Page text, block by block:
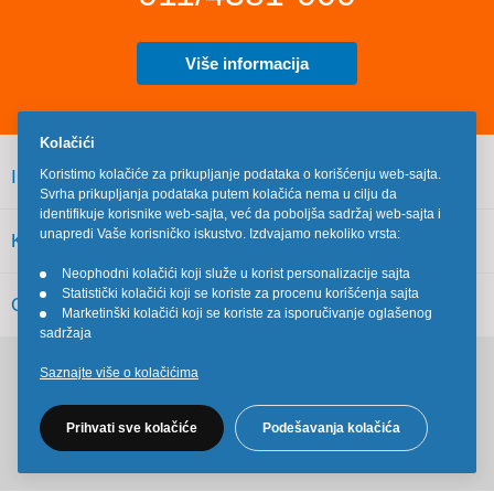
Više informacija
INFORMACIJE
KORISNIČKI SERVIS
OSTALO
Kolačići
Koristimo kolačiće za prikupljanje podataka o korišćenju web-sajta.
Svrha prikupljanja podataka putem kolačića nema u cilju da
identifikuje korisnike web-sajta, već da poboljša sadržaj web-sajta i
unapredi Vaše korisničko iskustvo. Izdvajamo nekoliko vrsta:
•
Neophodni kolačići koji služe u korist personalizacije sajta
•
Statistički kolačići koji se koriste za procenu korišćenja sajta
•
Marketinški kolačići koji se koriste za isporučivanje oglašenog
sadržaja
Saznajte više o kolačićima
Prihvati sve kolačiće Podešavanja kolačića